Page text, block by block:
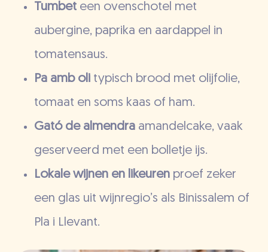
Tumbeteen ovenschotel met
aubergine, paprika en aardappel in
tomatensaus.
Pa amb olitypisch brood met olijfolie,
tomaat en soms kaas of ham.
Gató de almendraamandelcake, vaak
geserveerd met een bolletje ijs.
Lokale wijnen en likeurenproef zeker
een glas uit wijnregio’s als Binissalem of
Pla i Llevant.